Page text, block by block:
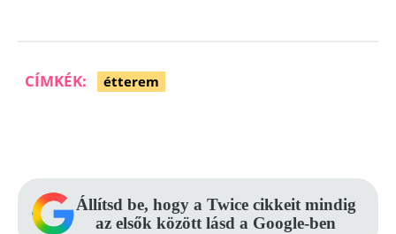
CÍMKÉK: étterem
Állítsd be, hogy a Twice cikkeit mindig
az elsők között lásd a Google-ben